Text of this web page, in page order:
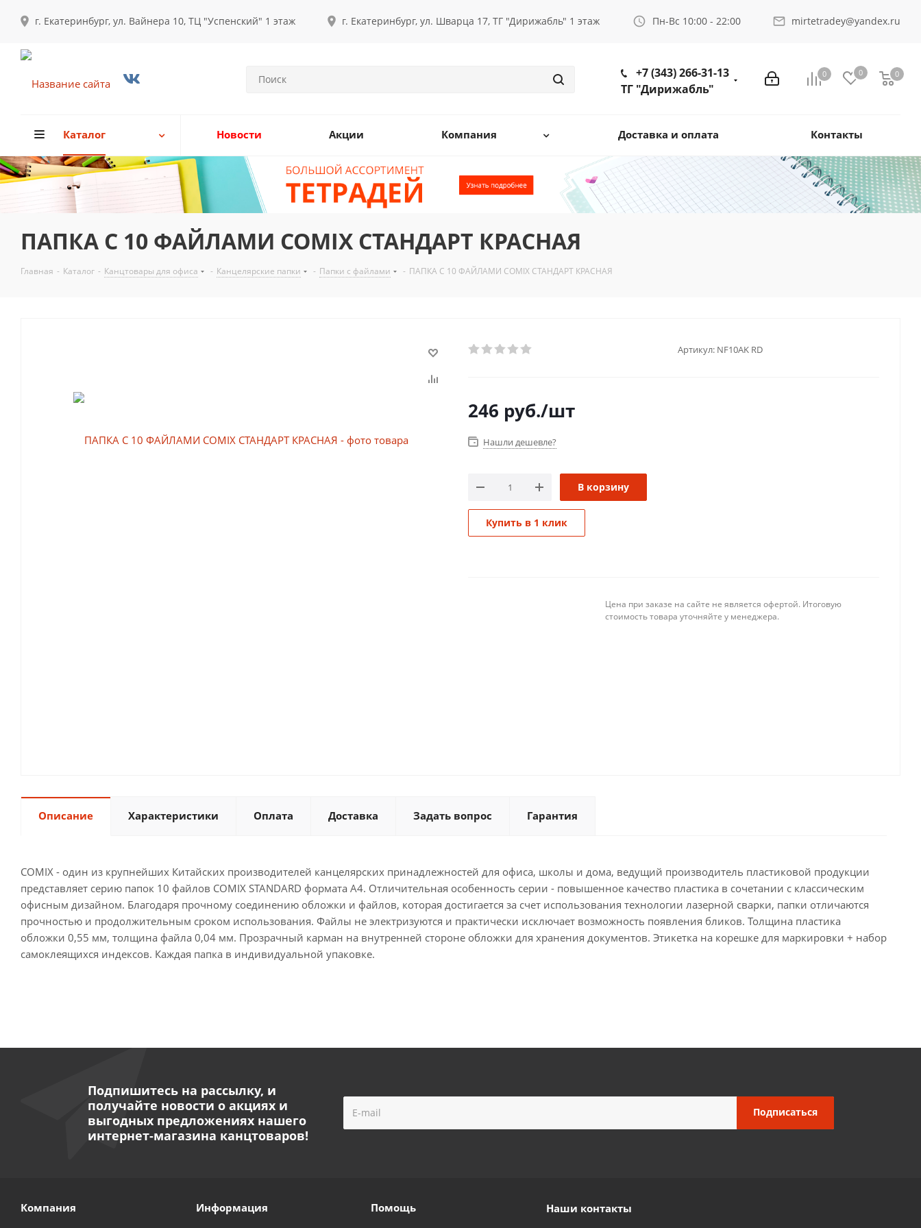
г. Екатеринбург, ул. Вайнера 10, ТЦ "Успенский" 1 этаж г. Екатеринбург, ул. Шварца 17, ТГ "Дирижабль" 1 этаж Пн-Вс 10:00 - 22:00 mirtetradey@yandex.ru
0 0 0
+7 (343) 266-31-13
ТГ "Дирижабль"
Каталог Новости Акции Компания Доставка и оплата Контакты
ПАПКА С 10 ФАЙЛАМИ COMIX СТАНДАРТ КРАСНАЯ
Главная - Каталог - Канцтовары для офиса - Канцелярские папки - Папки с файлами - ПАПКА С 10 ФАЙЛАМИ COMIX СТАНДАРТ КРАСНАЯ
Артикул: NF10AK RD
246 руб./шт
Нашли дешевле?
В корзину
Купить в 1 клик
Цена при заказе на сайте не является офертой. Итоговую
стоимость товара уточняйте у менеджера.
Описание Характеристики Оплата Доставка Задать вопрос Гарантия
COMIX - один из крупнейших Китайских производителей канцелярских принадлежностей для офиса, школы и дома, ведущий производитель пластиковой продукции
представляет серию папок 10 файлов COMIX STANDARD формата А4. Отличительная особенность серии - повышенное качество пластика в сочетании с классическим
офисным дизайном. Благодаря прочному соединению обложки и файлов, которая достигается за счет использования технологии лазерной сварки, папки отличаются
прочностью и продолжительным сроком использования. Файлы не электризуются и практически исключает возможность появления бликов. Толщина пластика
обложки 0,55 мм, толщина файла 0,04 мм. Прозрачный карман на внутренней стороне обложки для хранения документов. Этикетка на корешке для маркировки + набор
самоклеящихся индексов. Каждая папка в индивидуальной упаковке.
Подпишитесь на рассылку, и
получайте новости о акциях и
выгодных предложениях нашего
интернет-магазина канцтоваров!
Компания Информация Помощь Наши контакты